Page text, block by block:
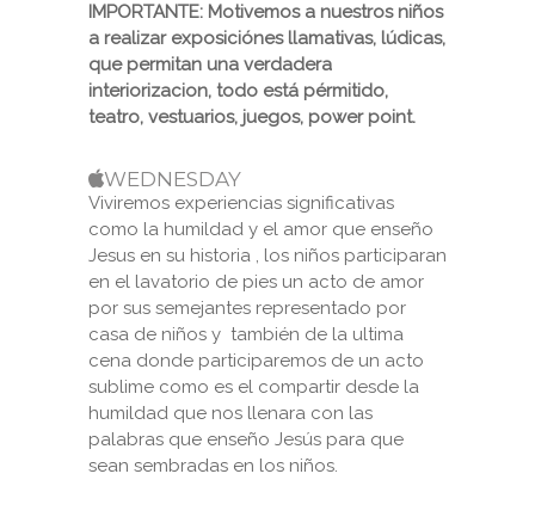
IMPORTANTE: Motivemos a nuestros niños
a realizar exposiciónes llamativas, lúdicas,
que permitan una verdadera
interiorizacion, todo está pérmitido,
teatro, vestuarios, juegos, power point.
WEDNESDAY
Viviremos experiencias significativas
como la humildad y el amor que enseño
Jesus en su historia , los niños participaran
en el lavatorio de pies un acto de amor
por sus semejantes representado por
casa de niños y también de la ultima
cena donde participaremos de un acto
sublime como es el compartir desde la
humildad que nos llenara con las
palabras que enseño Jesús para que
sean sembradas en los niños.